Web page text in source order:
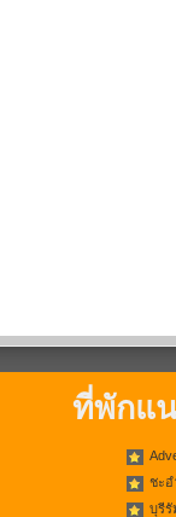
ที่พักแ
ชะอ
บุรีรั